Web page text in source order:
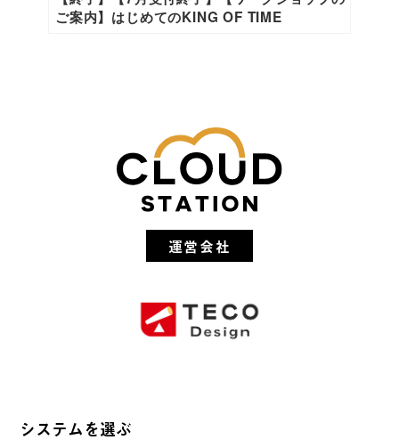
ご案内】はじめてのKING OF TIME
運営会社
システムを選ぶ